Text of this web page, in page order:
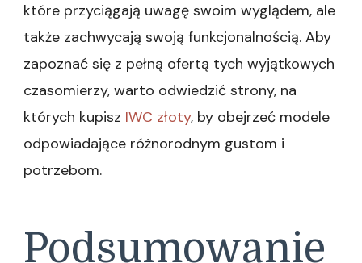
które przyciągają uwagę swoim wyglądem, ale
także zachwycają swoją funkcjonalnością. Aby
zapoznać się z pełną ofertą tych wyjątkowych
czasomierzy, warto odwiedzić strony, na
których kupisz IWC złoty, by obejrzeć modele
odpowiadające różnorodnym gustom i
potrzebom.
Podsumowanie